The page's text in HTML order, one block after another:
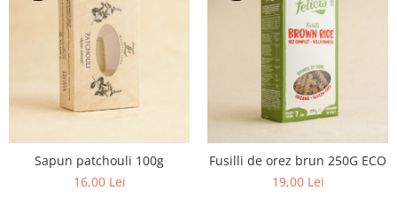
Sapun patchouli 100g
16,00 Lei
Fusilli de orez brun 250G ECO
19,00 Lei